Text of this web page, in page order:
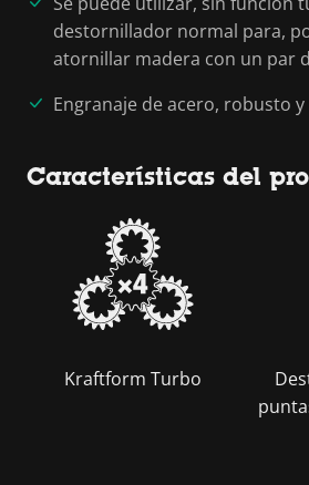
destornillador normal para,
atornillar madera con un par
Engranaje de acero, robusto
Características del
Kraftform Turbo